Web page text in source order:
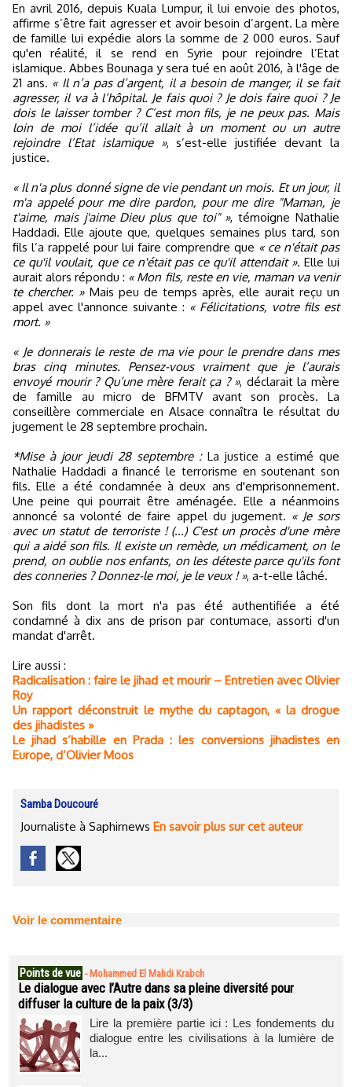
En avril 2016, depuis Kuala Lumpur, il lui envoie des photos,
affirme s’être fait agresser et avoir besoin d’argent. La mère
de famille lui expédie alors la somme de 2 000 euros. Sauf
qu'en réalité, il se rend en Syrie pour rejoindre l’Etat
islamique. Abbes Bounaga y sera tué en août 2016, à l'âge de
21 ans. « Il n’a pas d’argent, il a besoin de manger, il se fait
agresser, il va à l’hôpital. Je fais quoi ? Je dois faire quoi ? Je
dois le laisser tomber ? C’est mon fils, je ne peux pas. Mais
loin de moi l’idée qu’il allait à un moment ou un autre
rejoindre l’Etat islamique », s’est-elle justifiée devant la
justice.
« Il n'a plus donné signe de vie pendant un mois. Et un jour, il
m'a appelé pour me dire pardon, pour me dire "Maman, je
t'aime, mais j'aime Dieu plus que toi" », témoigne Nathalie
Haddadi. Elle ajoute que, quelques semaines plus tard, son
fils l’a rappelé pour lui faire comprendre que « ce n'était pas
ce qu'il voulait, que ce n'était pas ce qu'il attendait ». Elle lui
aurait alors répondu : « Mon fils, reste en vie, maman va venir
te chercher. »Mais peu de temps après, elle aurait reçu un
appel avec l'annonce suivante : « Félicitations, votre fils est
mort. »
« Je donnerais le reste de ma vie pour le prendre dans mes
bras cinq minutes. Pensez-vous vraiment que je l’aurais
envoyé mourir ? Qu’une mère ferait ça ? », déclarait la mère
de famille au micro de BFMTV avant son procès. La
conseillère commerciale en Alsace connaîtra le résultat du
jugement le 28 septembre prochain.
*Mise à jour jeudi 28 septembre :La justice a estimé que
Nathalie Haddadi a financé le terrorisme en soutenant son
fils. Elle a été condamnée à deux ans d'emprisonnement.
Une peine qui pourrait être aménagée. Elle a néanmoins
annoncé sa volonté de faire appel du jugement. « Je sors
avec un statut de terroriste ! (...) C'est un procès d'une mère
qui a aidé son fils. Il existe un remède, un médicament, on le
prend, on oublie nos enfants, on les déteste parce qu'ils font
des conneries ? Donnez-le moi, je le veux ! », a-t-elle lâché.
Son fils dont la mort n'a pas été authentifiée a été
condamné à dix ans de prison par contumace, assorti d'un
mandat d'arrêt.
Lire aussi :
Radicalisation : faire le jihad et mourir – Entretien avec Olivier
Roy
Un rapport déconstruit le mythe du captagon, « la drogue
des jihadistes »
Le jihad s’habille en Prada : les conversions jihadistes en
Europe, d’Olivier Moos
Samba Doucouré
Journaliste à Saphirnews En savoir plus sur cet auteur
Voir le commentaire
Points de vue - Mohammed El Mahdi Krabch
Le dialogue avec l’Autre dans sa pleine diversité pour
diffuser la culture de la paix (3/3)
Lire la première partie ici : Les fondements du
dialogue entre les civilisations à la lumière de
la...